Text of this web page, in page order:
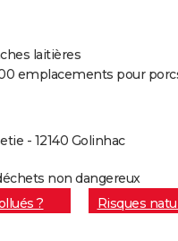
laitières
emplacements pour
- 12140 Golinhac
non dangereux
?
Risques